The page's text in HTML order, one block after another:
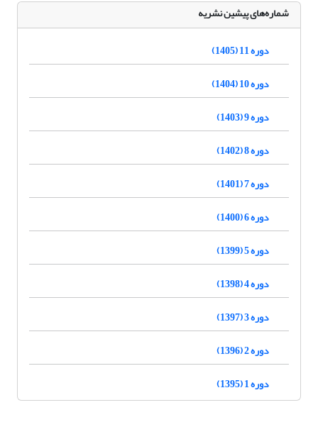
شماره‌های پیشین نشریه
دوره 11 (1405)
دوره 10 (1404)
دوره 9 (1403)
دوره 8 (1402)
دوره 7 (1401)
دوره 6 (1400)
دوره 5 (1399)
دوره 4 (1398)
دوره 3 (1397)
دوره 2 (1396)
دوره 1 (1395)